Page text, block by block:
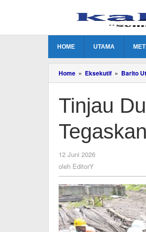
HOME UTAMA
Home » Eksekutif » Barito
Tinjau
12 Juni 2026
oleh EditorY